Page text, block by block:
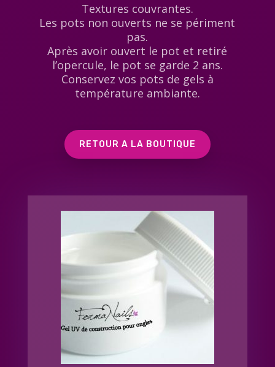
Textures couvrantes.
Les pots non ouverts ne se périment
pas.
Après avoir ouvert le pot et retiré
l’opercule, le pot se garde 2 ans.
Conservez vos pots de gels à
température ambiante.
RETOUR A LA BOUTIQUE